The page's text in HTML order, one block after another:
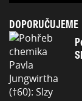
DOPORUČUJEME